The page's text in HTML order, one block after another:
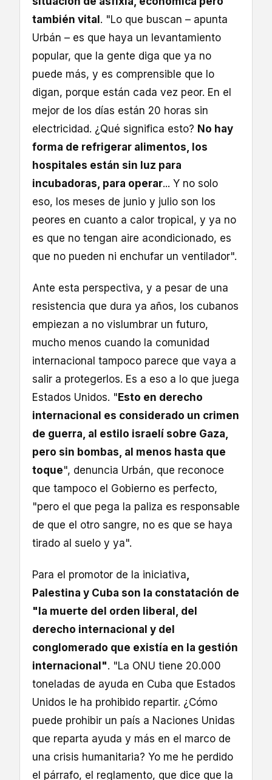
también vital . "Lo que buscan – apunta
Urbán – es que haya un levantamiento
popular, que la gente diga que ya no
puede más, y es comprensible que lo
digan, porque están cada vez peor. En el
mejor de los días están 20 horas sin
electricidad. ¿Qué significa esto? No hay
forma de refrigerar alimentos, los
hospitales están sin luz para
incubadoras, para operar... Y no solo
eso, los meses de junio y julio son los
peores en cuanto a calor tropical, y ya no
es que no tengan aire acondicionado, es
que no pueden ni enchufar un ventilador".
Ante esta perspectiva, y a pesar de una
resistencia que dura ya años, los cubanos
empiezan a no vislumbrar un futuro,
mucho menos cuando la comunidad
internacional tampoco parece que vaya a
salir a protegerlos. Es a eso a lo que juega
Estados Unidos. " Esto en derecho
internacional es considerado un crimen
de guerra, al estilo israelí sobre Gaza,
pero sin bombas, al menos hasta que
toque", denuncia Urbán, que reconoce
que tampoco el Gobierno es perfecto,
"pero el que pega la paliza es responsable
de que el otro sangre, no es que se haya
tirado al suelo y ya".
Para el promotor de la iniciativa,
Palestina y Cuba son la constatación de
"la muerte del orden liberal, del
derecho internacional y del
conglomerado que existía en la gestión
internacional". "La ONU tiene 20.000
toneladas de ayuda en Cuba que Estados
Unidos le ha prohibido repartir. ¿Cómo
puede prohibir un país a Naciones Unidas
que reparta ayuda y más en el marco de
una crisis humanitaria? Yo me he perdido
el párrafo, el reglamento, que dice que la